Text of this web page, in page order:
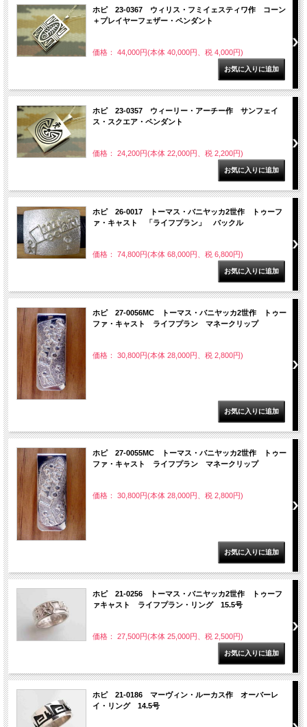
ホピ 23-0367 ウィリス・フミイェスティワ作 コーン
＋プレイヤーフェザー・ペンダント
価格： 44,000円(本体 40,000円、税 4,000円)
ホピ 23-0357 ウィーリー・アーチー作 サンフェイ
ス・スクエア・ペンダント
価格： 24,200円(本体 22,000円、税 2,200円)
ホピ 26-0017 トーマス・バニヤッカ2世作 トゥーフ
ァ・キャスト 「ライフプラン」 バックル
価格： 74,800円(本体 68,000円、税 6,800円)
ホピ 27-0056MC トーマス・バニヤッカ2世作 トゥー
ファ・キャスト ライフプラン マネークリップ
価格： 30,800円(本体 28,000円、税 2,800円)
ホピ 27-0055MC トーマス・バニヤッカ2世作 トゥー
ファ・キャスト ライフプラン マネークリップ
価格： 30,800円(本体 28,000円、税 2,800円)
ホピ 21-0256 トーマス・バニヤッカ2世作 トゥーフ
ァキャスト ライフプラン・リング 15.5号
価格： 27,500円(本体 25,000円、税 2,500円)
ホピ 21-0186 マーヴィン・ルーカス作 オーバーレ
イ・リング 14.5号